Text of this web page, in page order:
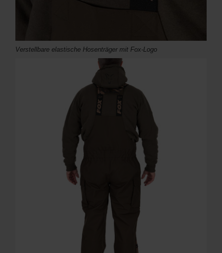
Verstellbare elastische Hosenträger mit Fox-Logo